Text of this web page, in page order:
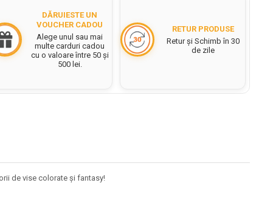
DĂRUIESTE UN
VOUCHER CADOU
Alege unul sau mai
multe carduri cadou
cu o valoare între 50 și
500 lei.
RETUR PRODUSE
Retur și Schimb în 30
de zile
de vise colorate și fantasy!